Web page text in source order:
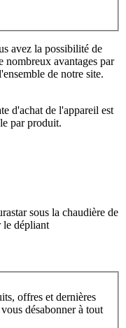
avez la possibilité de
nombreux avantages par
de notre site.
d'achat de l'appareil est
par produit.
sous la chaudière de
le dépliant
offres et dernières
désabonner à tout